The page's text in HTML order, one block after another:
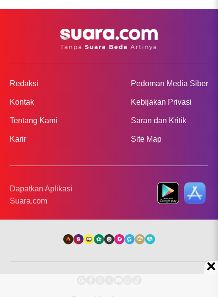
Redaksi
Kontak
Tentang Kami
Karir
Pedoman Media Siber
Kebijakan Privasi
Saran dan Kritik
Site Map
Dapatkan Aplikasi
Suara.com